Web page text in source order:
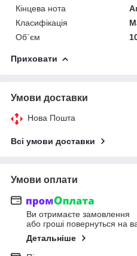
Кінцева нота
Класифікація
Об`єм
Приховати
Умови доставки
Нова Пошта
Всі умови доставки
Умови оплати
Ви отримаєте замовлення
або гроші повернуться на
Детальніше